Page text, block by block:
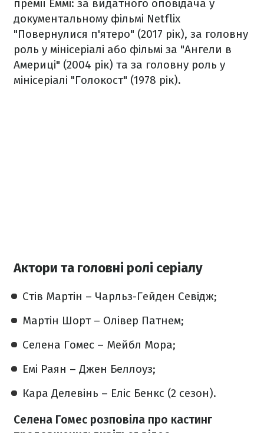
премії Еммі: за видатного оповідача у
документальному фільмі Netflix
"Повернулися п'ятеро" (2017 рік), за головну
роль у мінісеріалі або фільмі за "Ангели в
Америці" (2004 рік) та за головну роль у
мінісеріалі "Голокост" (1978 рік).
Актори та головні ролі серіалу
Стів Мартін – Чарльз-Гейден Севідж;
Мартін Шорт – Олівер Патнем;
Селена Гомес – Мейбл Мора;
Емі Раян – Джен Беллоуз;
Кара Делевінь – Еліс Бенкс (2 сезон).
Селена Гомес розповіла про кастинг